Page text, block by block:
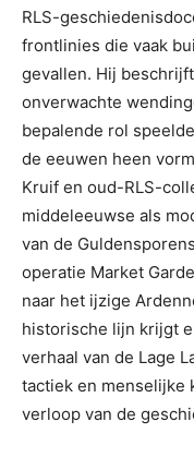
RLS-
frontlinies die vaak
gevallen. Hij
onverwachte
bepalende rol
de eeuwen heen
Kruif en oud-RLS-
middeleeuwse als
van de
operatie Market
naar het ijzige
historische lijn krijgt
verhaal van de Lage
tactiek en menselijke
verloop van de